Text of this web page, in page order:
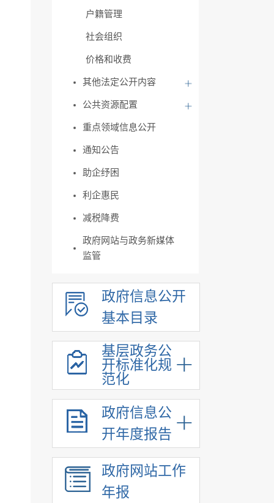
户籍管理
社会组织
价格和收费
其他法定公开内容
公共资源配置
重点领域信息公开
通知公告
助企纾困
利企惠民
减税降费
政府网站与政务新媒体
监管
政府信息公开
基本目录
基层政务公
开标准化规
范化
政府信息公
开年度报告
政府网站工作
年报